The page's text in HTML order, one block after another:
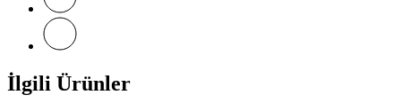
İlgili Ürünler